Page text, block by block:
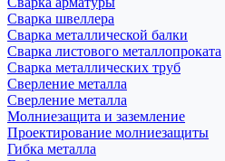
Сварка швеллера
Сварка металлической балки
Сварка листового металлопроката
Сварка металлических труб
Сверление металла
Сверление металла
Молниезащита и заземление
Проектирование молниезащиты
Гибка металла